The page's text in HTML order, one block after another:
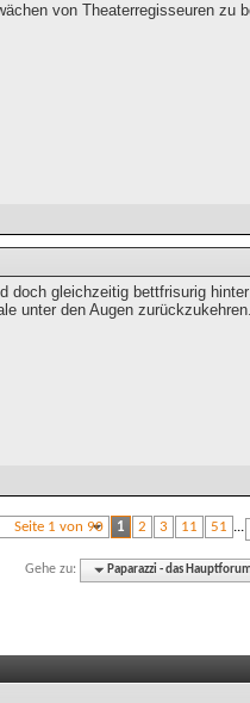
von Theaterregisseuren zu
doch gleichzeitig bettfrisurig
unter den Augen zurückzukehren.
Seite 1 von 90 1 2 3 11 51 ...
Gehe zu: Paparazzi - das